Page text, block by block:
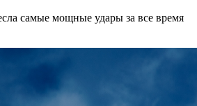
самые мощные удары за все время